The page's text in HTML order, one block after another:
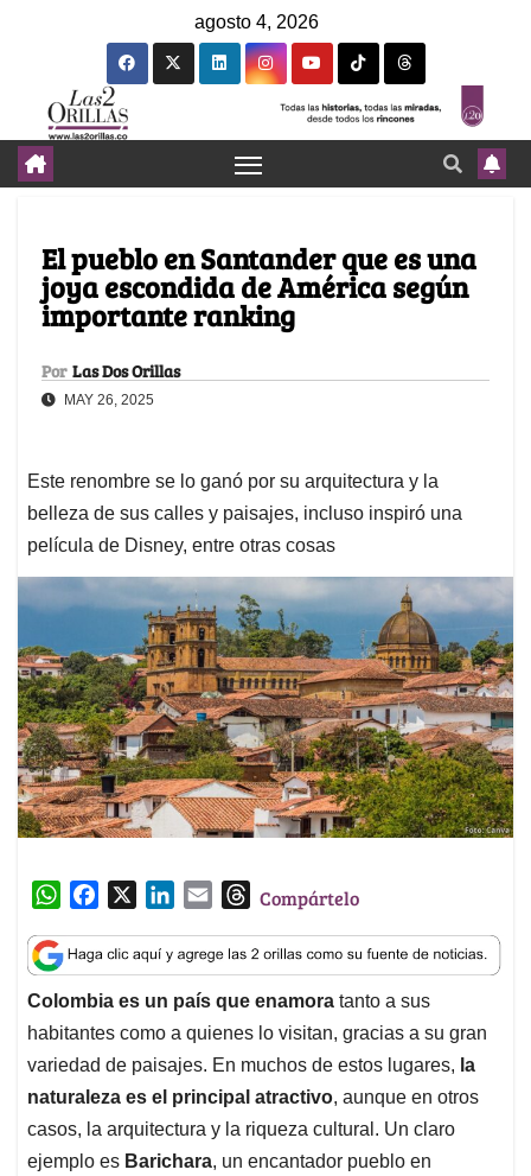
agosto 4, 2026
El pueblo en Santander que es una
joya escondida de América según
importante ranking
Por Las Dos Orillas
MAY 26, 2025
Este renombre se lo ganó por su arquitectura y la
belleza de sus calles y paisajes, incluso inspiró una
película de Disney, entre otras cosas
W
a
t
s
A
p
p
c
e
b
o
o
k
n
k
e
d
I
n
a
i
l
T
r
e
a
d
s
Compártelo
Colombia es un país que enamora tanto a sus
habitantes como a quienes lo visitan, gracias a su gran
variedad de paisajes. En muchos de estos lugares, la
naturaleza es el principal atractivo, aunque en otros
casos, la arquitectura y la riqueza cultural. Un claro
ejemplo es Barichara, un encantador pueblo en